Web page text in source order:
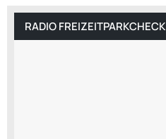
RADIO FREIZEITPARKCHECK